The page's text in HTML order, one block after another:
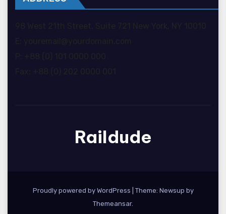
Raildude
Proudly powered by WordPress
Theme: Newsup by
Themeansar.